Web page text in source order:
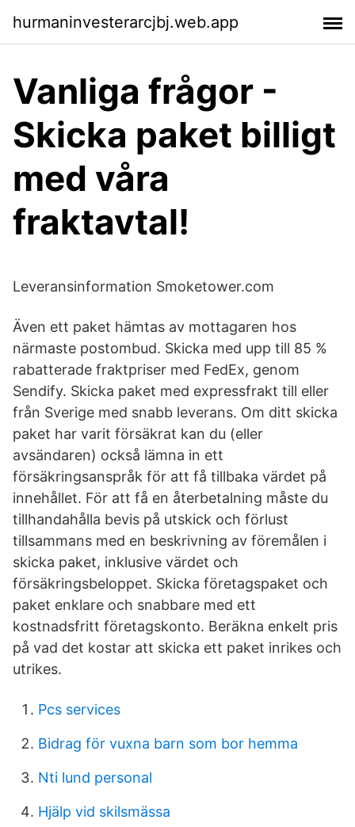
hurmaninvesterarcjbj.web.app
Vanliga frågor -
Skicka paket billigt
med våra
fraktavtal!
Leveransinformation Smoketower.com
Även ett paket hämtas av mottagaren hos
närmaste postombud. Skicka med upp till 85 %
rabatterade fraktpriser med FedEx, genom
Sendify. Skicka paket med expressfrakt till eller
från Sverige med snabb leverans. Om ditt skicka
paket har varit försäkrat kan du (eller
avsändaren) också lämna in ett
försäkringsanspråk för att få tillbaka värdet på
innehållet. För att få en återbetalning måste du
tillhandahålla bevis på utskick och förlust
tillsammans med en beskrivning av föremålen i
skicka paket, inklusive värdet och
försäkringsbeloppet. Skicka företagspaket och
paket enklare och snabbare med ett
kostnadsfritt företagskonto. Beräkna enkelt pris
på vad det kostar att skicka ett paket inrikes och
utrikes.
Pcs services
Bidrag för vuxna barn som bor hemma
Nti lund personal
Hjälp vid skilsmässa